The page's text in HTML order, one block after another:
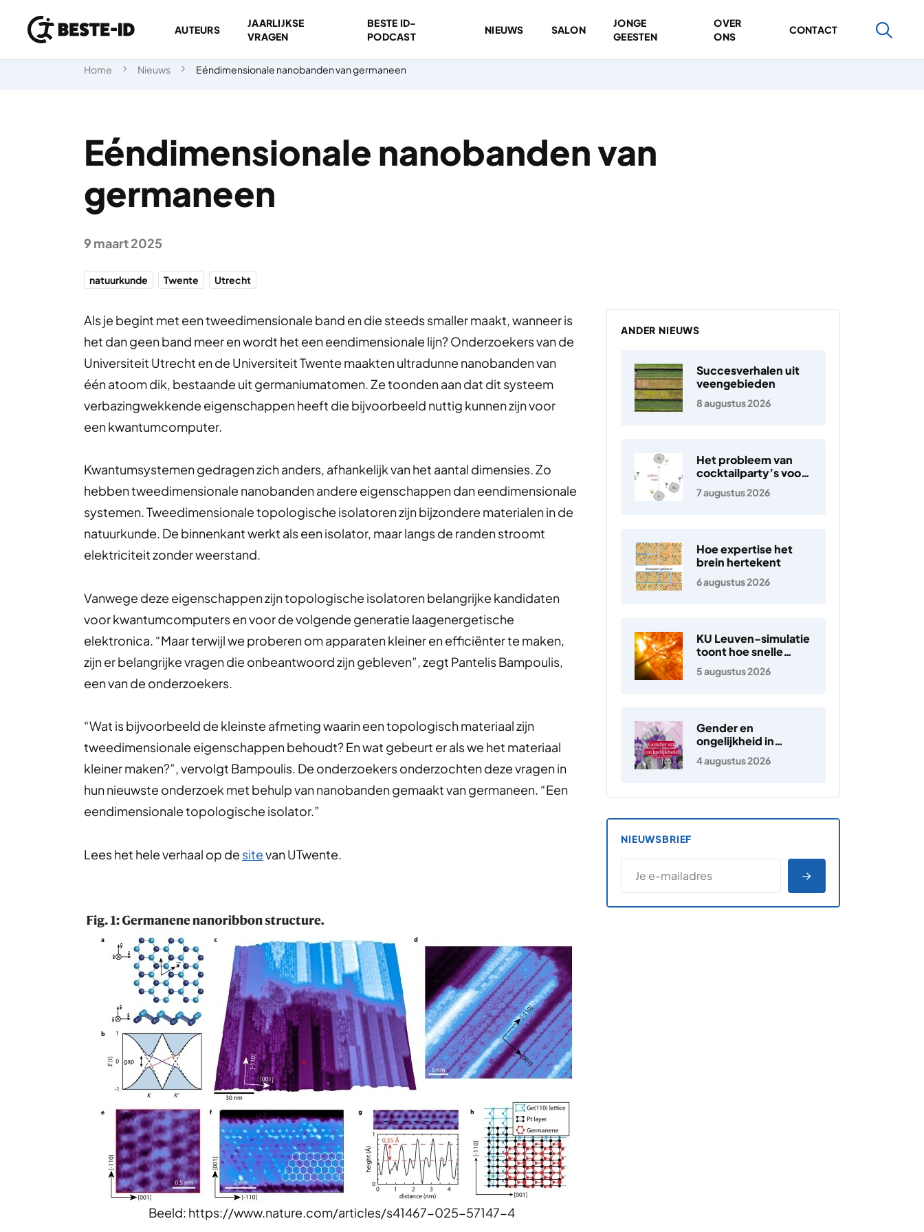
Ga naar inhoud
AUTEURS
JAARLIJKSE
VRAGEN
BESTE ID-
PODCAST
NIEUWS SALON
JONGE
GEESTEN
OVER
ONS
CONTACT
Home Nieuws Eéndimensionale nanobanden van germaneen
Eéndimensionale nanobanden van
germaneen
9 maart 2025
natuurkunde Twente Utrecht
Als je begint met een tweedimensionale band en die steeds smaller maakt, wanneer is
het dan geen band meer en wordt het een eendimensionale lijn? Onderzoekers van de
Universiteit Utrecht en de Universiteit Twente maakten ultradunne nanobanden van
één atoom dik, bestaande uit germaniumatomen. Ze toonden aan dat dit systeem
verbazingwekkende eigenschappen heeft die bijvoorbeeld nuttig kunnen zijn voor
een kwantumcomputer.
Kwantumsystemen gedragen zich anders, afhankelijk van het aantal dimensies. Zo
hebben tweedimensionale nanobanden andere eigenschappen dan eendimensionale
systemen. Tweedimensionale topologische isolatoren zijn bijzondere materialen in de
natuurkunde. De binnenkant werkt als een isolator, maar langs de randen stroomt
elektriciteit zonder weerstand.
Vanwege deze eigenschappen zijn topologische isolatoren belangrijke kandidaten
voor kwantumcomputers en voor de volgende generatie laagenergetische
elektronica. “Maar terwijl we proberen om apparaten kleiner en efficiënter te maken,
zijn er belangrijke vragen die onbeantwoord zijn gebleven”, zegt Pantelis Bampoulis,
een van de onderzoekers.
“Wat is bijvoorbeeld de kleinste afmeting waarin een topologisch materiaal zijn
tweedimensionale eigenschappen behoudt? En wat gebeurt er als we het materiaal
kleiner maken?”, vervolgt Bampoulis. De onderzoekers onderzochten deze vragen in
hun nieuwste onderzoek met behulp van nanobanden gemaakt van germaneen. “Een
eendimensionale topologische isolator.”
Lees het hele verhaal op de sitevan UTwente.
Beeld: https://www.nature.com/articles/s41467-025-57147-4
ANDER NIEUWS
Succesverhalen uit
veengebieden
8 augustus 2026
Het probleem van
cocktailparty’s voor
hoortoestellen
7 augustus 2026
Hoe expertise het
brein hertekent
6 augustus 2026
KU Leuven-simulatie
toont hoe snelle
elektronen in de
zonnewind ontstaan
5 augustus 2026
Gender en
ongelijkheid in
Nederland
4 augustus 2026
NIEUWSBRIEF
E-MAILADRES
*
AANMELDEN